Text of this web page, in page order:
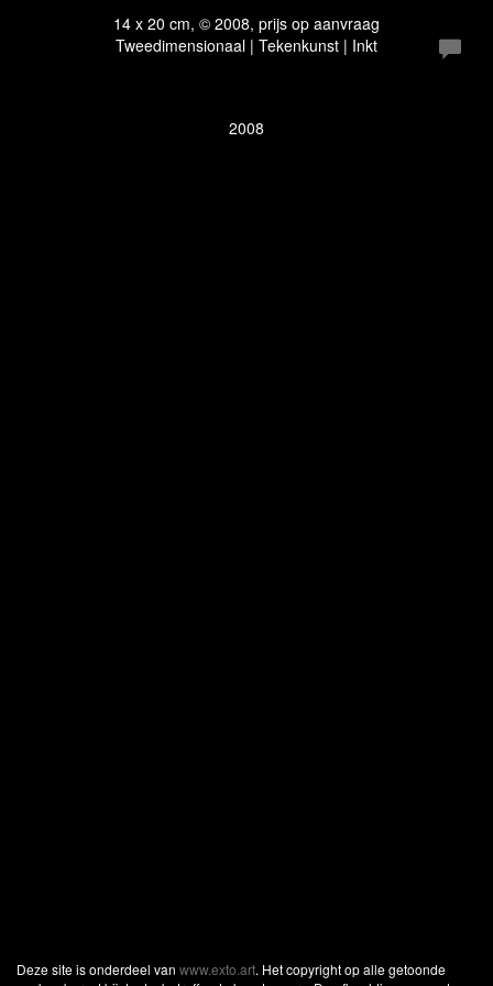
14 x 20 cm, © 2008, prijs op aanvraag
Tweedimensionaal | Tekenkunst | Inkt
2008
Deze site is onderdeel van www.exto.art. Het copyright op alle getoonde